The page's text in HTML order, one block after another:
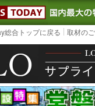
総合トップに戻る 取材の